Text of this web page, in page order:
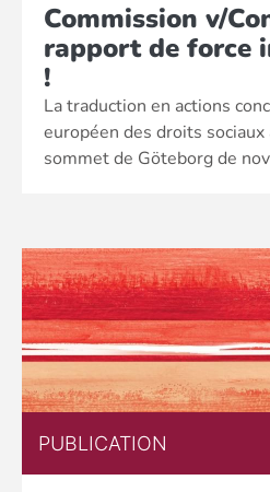
Commission v/
rapport de force
!
La traduction en actions
européen des droits
sommet de Göteborg de
PUBLICATION